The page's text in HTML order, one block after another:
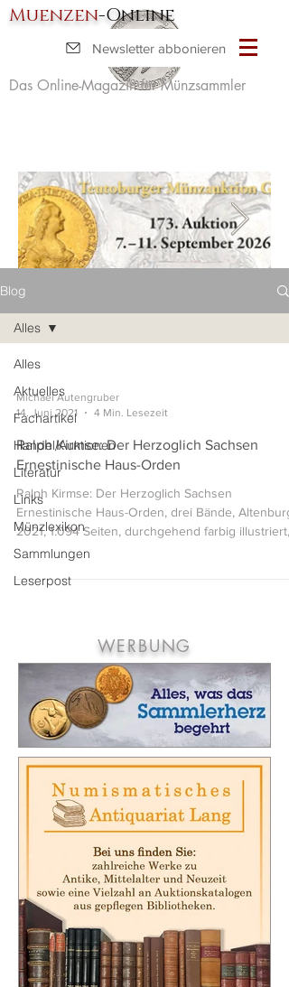
Muenzen-Online
Das Online-Magazin für Münzsammler
Newsletter abbonieren
Blog
Alles
Aktuelles
Fachartikel
Handel/Auktionen
Literatur
Links
Münzlexikon
Sammlungen
Leserpost
Alles
Michael Autengruber
14. Juni 2021
4 Min. Lesezeit
Ralph Kirmse: Der Herzoglich Sachsen
Ernestinische Haus-Orden
Ralph Kirmse: Der Herzoglich Sachsen
Ernestinische Haus-Orden, drei Bände, Altenburg
2021, 1.094 Seiten, durchgehend farbig
WERBUNG